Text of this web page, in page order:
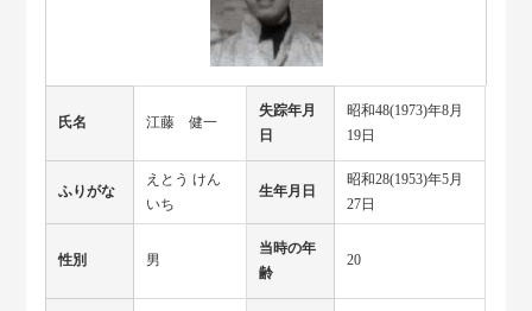
氏名 江藤 健一
失踪年月
日
昭和48(1973)年8月
19日
ふりがな
えとう けん
いち
生年月日
昭和28(1953)年5月
27日
性別 男
当時の年
齢
20